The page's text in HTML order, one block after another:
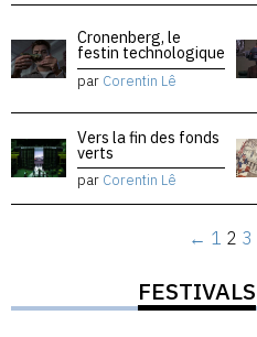
Cronenberg, le
festin technologique
par Corentin Lê
Vers la fin des fonds
verts
par Corentin Lê
← 1 2 3
FESTIVALS